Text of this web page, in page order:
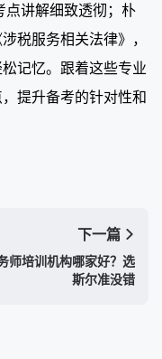
点讲解细致透彻；朴
税服务相关法律》，
记忆。跟着这些专业
提升备考的针对性和
下一篇
师培训机构哪家好？选
斯尔准没错